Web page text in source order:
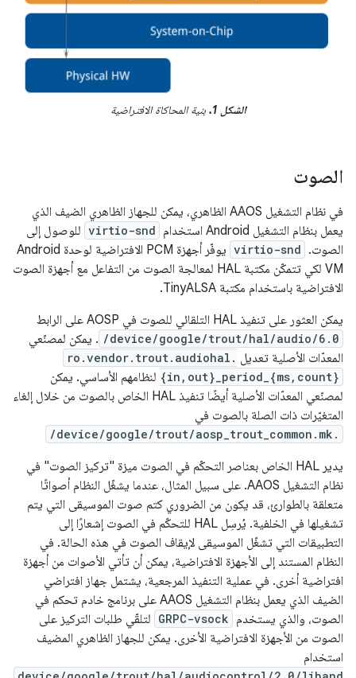
الشكل 1. بنية المحاكاة الافتراضية
الصوت
في نظام التشغيل AAOS الظاهري، يمكن للجهاز الظاهري الضيف الذي
يعمل بنظام التشغيل Android استخدام
virtio-snd للوصول إلى
الصوت. virtio-snd
يوفّر أجهزة PCM الافتراضية لوحدة Android
VM لكي تتمكّن مكتبة HAL لمعالجة الصوت من التفاعل مع أجهزة الصوت
الافتراضية باستخدام مكتبة TinyALSA.
يمكن العثور على تنفيذ HAL التلقائي للصوت في AOSP على الرابط
/device/google/trout/hal/audio/6.0 . يمكن لمصنّعي
المعدّات الأصلية تعديل ro.vendor.trout.audiohal.
{in,out}_period_{ms,count} لنظامهم الأساسي. يمكن
لمصنّعي المعدّات الأصلية أيضًا تنفيذ HAL الخاص بالصوت من خلال إلغاء
المتغيّرات ذات الصلة بالصوت في
/device/google/trout/aosp_trout_common.mk.
يدير HAL الخاص بعناصر التحكّم في الصوت ميزة "تركيز الصوت" في
نظام التشغيل AAOS. على سبيل المثال، عندما يشغّل النظام أصواتًا
متعلقة بالطوارئ، قد يكون من الضروري كتم صوت الموسيقى التي يتم
تشغيلها في الخلفية. يُرسِل HAL للتحكّم في الصوت إشعارًا إلى
التطبيقات التي تشغّل الموسيقى لإيقاف الصوت في هذه الحالة. في
النظام المستند إلى الأجهزة الافتراضية، يمكن أن تأتي الأصوات من أجهزة
افتراضية أخرى. في عملية التنفيذ المرجعية، يشتمل جهاز افتراضي
الضيف الذي يعمل بنظام التشغيل AAOS على برنامج خادم تحكم في
الصوت، والذي يستخدم GRPC-vsock لتلقّي طلبات التركيز على
الصوت من الأجهزة الافتراضية الأخرى. يمكن للجهاز الظاهري المضيف
استخدام